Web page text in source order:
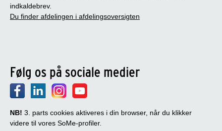
indkaldebrev.
Du finder afdelingen i afdelingsoversigten
Følg os på sociale medier
NB! 3. parts cookies aktiveres i din browser, når du klikker
videre til vores SoMe-profiler.